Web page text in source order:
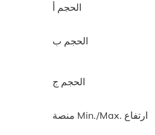
الحجم أ
الحجم ب
الحجم ج
منصة Min./Max. ارتفاع